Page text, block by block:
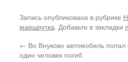
Запись опубликована в рубрике
маршрутка. Добавьте в закладки
← Во Внуково автомобиль попал
один человек погиб